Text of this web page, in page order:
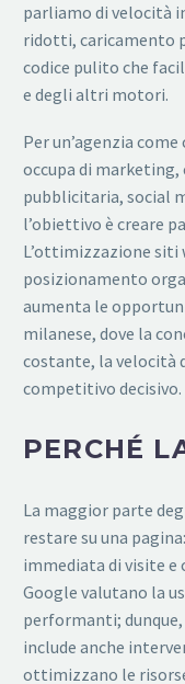
parliamo di velocità
ridotti, caricamento
codice pulito che
e degli altri motori.
Per un’agenzia
occupa di
pubblicitaria, social
l’obiettivo è creare
L’ottimizzazione
posizionamento
aumenta le
milanese, dove la
costante, la velocità
competitivo decisivo.
PERCHÉ
La maggior parte
restare su una
immediata di visite e
Google valutano la
performanti;
include anche
ottimizzano le